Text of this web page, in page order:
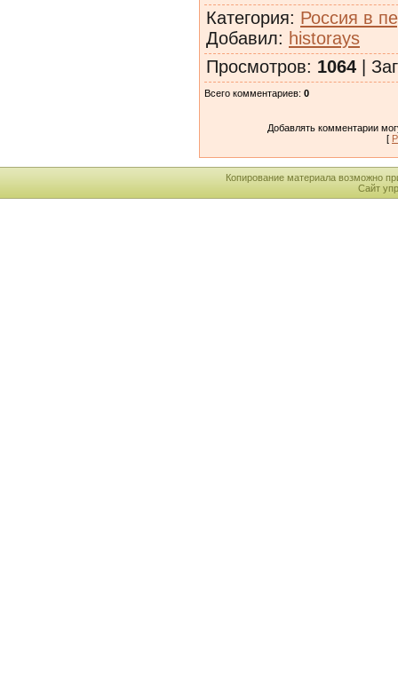
Категория: Россия в
Добавил: historays
Просмотров: 1064 |
Всего комментариев: 0
Добавлять комментарии
[
Копирование материала возможно
Сайт